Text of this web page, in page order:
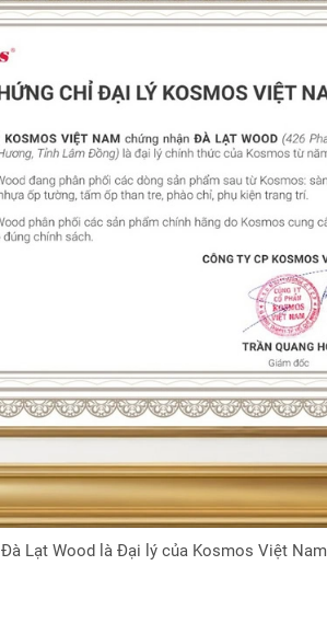
Đà Lạt Wood là Đại lý của Kosmos Việt Nam